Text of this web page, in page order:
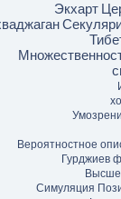
Экхарт
Вероятностное
Гурджиев
Симуляция